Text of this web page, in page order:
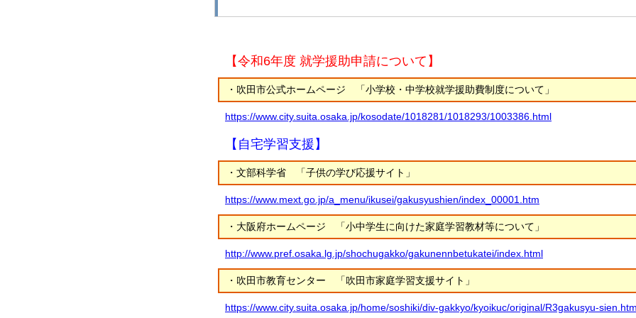
【令和6年度 就学援助申請について】
・吹田市公式ホームページ 「小学校・中学校就学援助費制度について」
https://www.city.suita.osaka.jp/kosodate/1018281/1018293/1003386.html
【自宅学習支援】
・文部科学省 「子供の学び応援サイト」
https://www.mext.go.jp/a_menu/ikusei/gakusyushien/index_00001.htm
・大阪府ホームページ 「小中学生に向けた家庭学習教材等について」
http://www.pref.osaka.lg.jp/shochugakko/gakunennbetukatei/index.html
・吹田市教育センター 「吹田市家庭学習支援サイト」
https://www.city.suita.osaka.jp/home/soshiki/div-gakkyo/kyoikuc/original/R3gakusyu-